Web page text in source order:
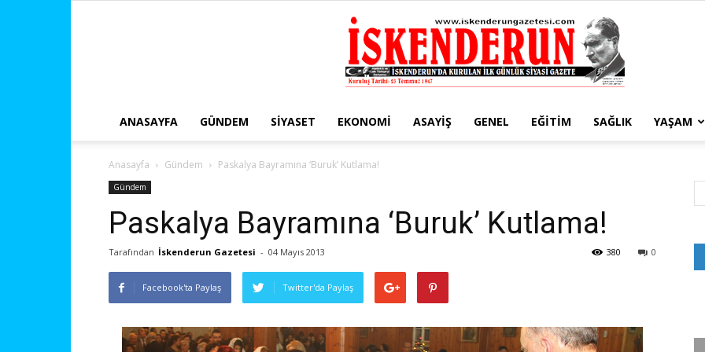
ANASAYFA GÜNDEM SIYASET EKONOMI ASAYIŞ GENEL EĞITIM SAĞLIK YAŞAM
Anasayfa Gündem Paskalya Bayramına ‘Buruk’ Kutlama!
Gündem
Paskalya Bayramına ‘Buruk’ Kutlama!
Tarafından İskenderun Gazetesi - 04 Mayıs 2013 0
380
Facebook'ta Paylaş Twitter'da Paylaş